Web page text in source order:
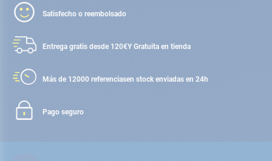
Satisfecho o reembolsado
Entrega gratis desde 120€Y Gratuita en tienda
Más de 12000 referenciasen stock enviadas en 24h
Pago seguro